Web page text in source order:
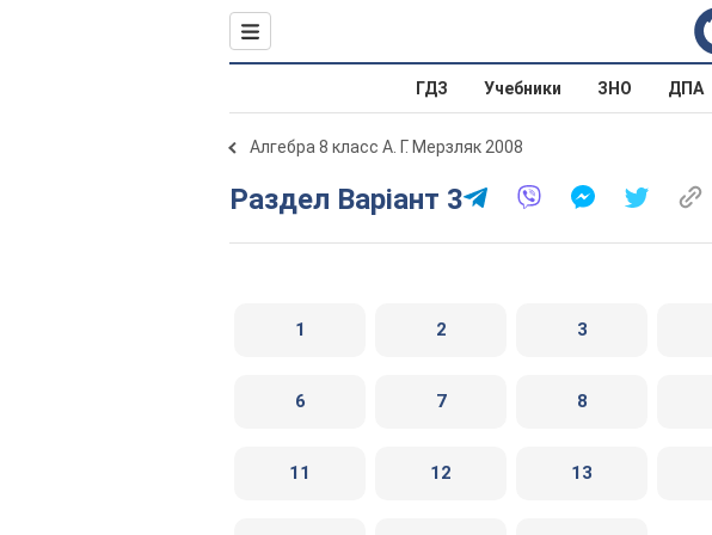
ГДЗ Учебники ЗНО ДПА
Алгебра 8 класс А. Г. Мерзляк 2008
Раздел Варіант 3
1 2 3
6 7 8
11 12 13